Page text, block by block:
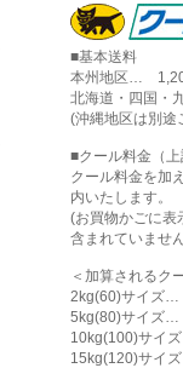
■基本送料
本州地区…
北海道・四国
(沖縄地区は別途
■クール料金（
クール料金を加
内いたします。
(お買物かごに表
含まれていませ
＜加算されるク
2kg(60)サイズ
5kg(80)サイズ
10kg(100)サイ
15kg(120)サイ